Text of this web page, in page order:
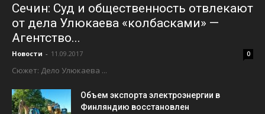
Сечин: Суд и общественность отвлекают
от дела Улюкаева «колбасками» —
Агентство...
Новости - 11.09.2017 0
Сюжет: Дело Улюкаева ...
Объем экспорта электроэнергии в
Финляндию восстановлен